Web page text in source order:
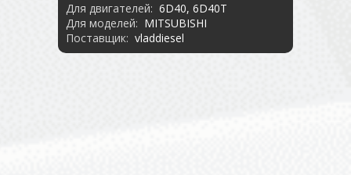
Для двигателей: 6D40, 6D40T
Для моделей: MITSUBISHI
Поставщик: vladdiesel